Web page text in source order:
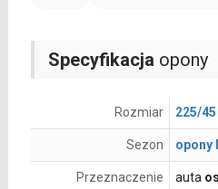
Specyfikacja opony
Rozmiar 225/45
Sezon opony
Przeznaczenie auta